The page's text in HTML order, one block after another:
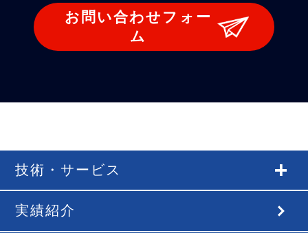
お問い合わせフォー
ム
技術・サービス
実績紹介